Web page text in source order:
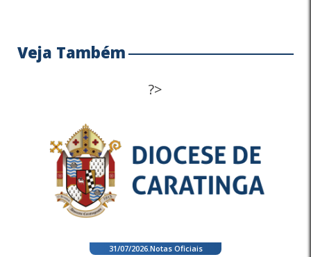
Veja Também
?>
31/07/2026. Notas Oficiais